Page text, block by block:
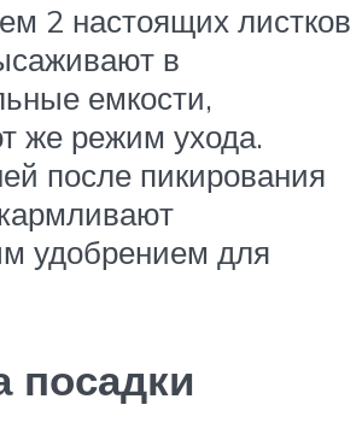
2 настоящих листков
в
емкости,
же режим ухода.
после пикирования
удобрением для
посадки